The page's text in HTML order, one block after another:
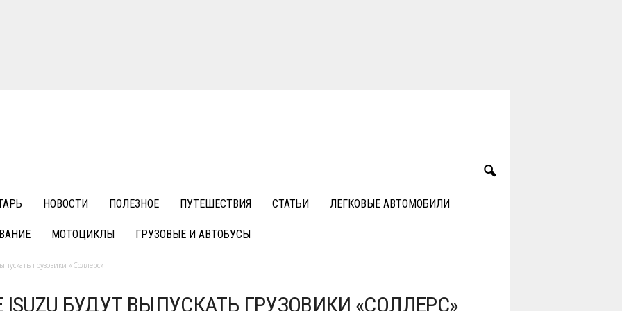
НОВОСТИ ПОЛЕЗНОЕ ПУТЕШЕСТВИЯ СТАТЬИ ЛЕГКОВЫЕ АВТОМОБИЛИ
МОТОЦИКЛЫ ГРУЗОВЫЕ И АВТОБУСЫ
грузовики «Соллерс»
БУДУТ ВЫПУСКАТЬ ГРУЗОВИКИ «СОЛЛЕРС»